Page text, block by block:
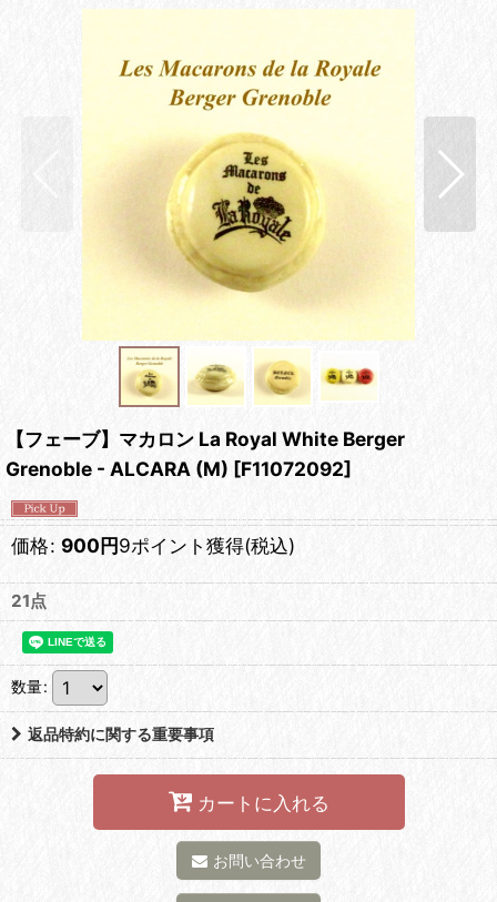
【フェーブ】マカロン La Royal White Berger
Grenoble - ALCARA (M) [F11072092]
価格: 900円9ポイント獲得(税込)
21点
数量:
返品特約に関する重要事項
カートに入れる
お問い合わせ